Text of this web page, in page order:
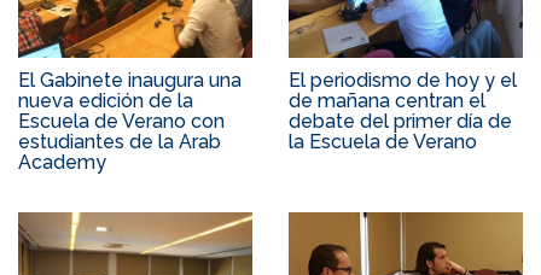
El Gabinete inaugura una
nueva edición de la
Escuela de Verano con
estudiantes de la Arab
Academy
El periodismo de hoy y el
de mañana centran el
debate del primer día de
la Escuela de Verano